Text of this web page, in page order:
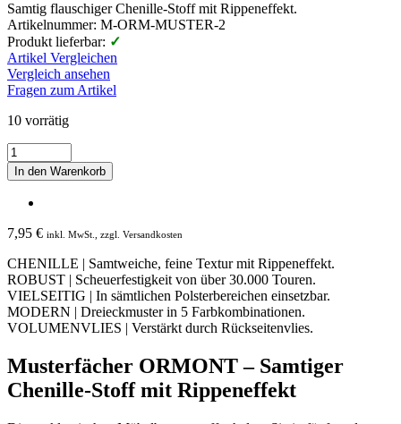
Samtig flauschiger Chenille-Stoff mit Rippeneffekt.
Artikelnummer: M-ORM-MUSTER-2
Produkt lieferbar: ✓
Artikel Vergleichen
Vergleich ansehen
Fragen zum Artikel
10 vorrätig
Musterfächer
ORMONT
-
Velours
Menge
In den Warenkorb
7,95 € inkl. MwSt., zzgl. Versandkosten
CHENILLE | Samtweiche, feine Textur mit Rippeneffekt.
ROBUST | Scheuerfestigkeit von über 30.000 Touren.
VIELSEITIG | In sämtlichen Polsterbereichen einsetzbar.
MODERN | Dreieckmuster in 5 Farbkombinationen.
VOLUMENVLIES | Verstärkt durch Rückseitenvlies.
Musterfächer ORMONT – Samtiger
Chenille-Stoff mit Rippeneffekt